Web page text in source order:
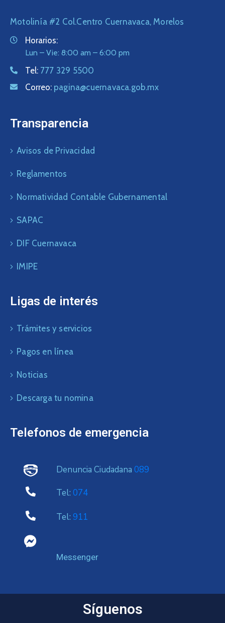
Motolinía #2 Col.Centro Cuernavaca, Morelos
Horarios:
Lun – Vie: 8:00 am – 6:00 pm
Tel: 777 329 5500
Correo: pagina@cuernavaca.gob.mx
Transparencia
Avisos de Privacidad
Reglamentos
Normatividad Contable Gubernamental
SAPAC
DIF Cuernavaca
IMIPE
Ligas de interés
Trámites y servicios
Pagos en línea
Noticias
Descarga tu nomina
Telefonos de emergencia
Denuncia Ciudadana 089
Tel: 074
Tel: 911
Messenger
Síguenos